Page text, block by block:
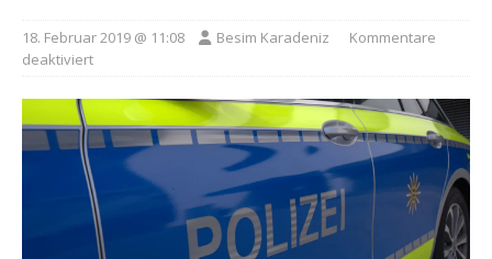
18. Februar 2019 @ 11:08 Besim Karadeniz
Kommentare
deaktiviert